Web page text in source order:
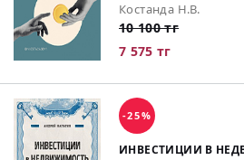
Костанда Н.В.
10 100 тг
7 575 тг
-25%
ИНВЕСТИЦИИ В